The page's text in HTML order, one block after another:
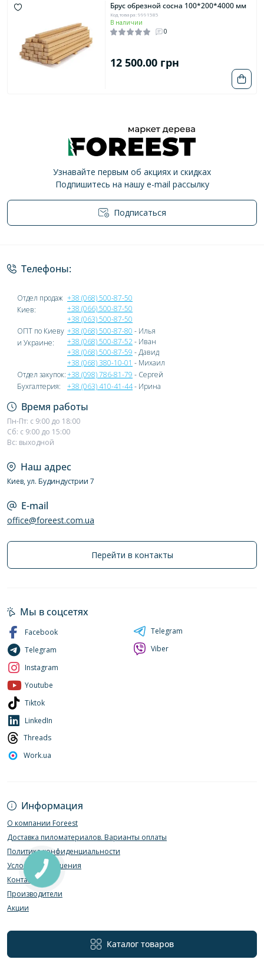
Брус обрезной сосна 100*200*4000 мм
Код товара: 9991585
В наличии
0
12 500.00 грн
Узнавайте первым об акциях и скидках
Подпишитесь на нашу e-mail рассылку
Подписаться
Политика конфиденциальности
Телефоны:
Отдел продаж
Киев:
+38 (068) 500-87-50
+38 (066) 500-87-50
+38 (063) 500-87-50
ОПТ по Киеву
и Украине:
+38 (068) 500-87-80 - Илья
+38 (068) 500-87-52- Иван
+38 (068) 500-87-59 - Давид
+38 (068) 380-10-01 - Михаил
Отдел закупок:+38 (098) 786-81-79 - Сергей
Бухгалтерия:
+38 (063) 410-41-44- Ирина
Время работы
Пн-Пт: с 9:00 до 18:00
Сб: с 9:00 до 15:00
Вс: выходной
Наш адрес
Киев, ул. Будиндустрии 7
E-mail
office@foreest.com.ua
Перейти в контакты
Информация
О компании Foreest
Доставка пиломатериалов. Варианты оплаты
Политика конфиденциальности
Условия соглашения
Контакты
Производители
Акции
Каталог товаров
Мы в соцсетях
Facebook
Telegram
Instagram
Youtube
Tiktok
LinkedIn
Threads
Work.ua
Telegram
Viber